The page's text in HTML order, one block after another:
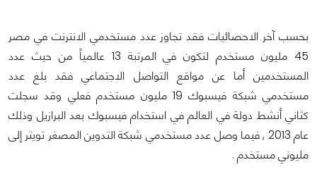
بحسب آخر الاحصائيات فقد تجاوز عدد مستخدمي الانترنت في مصر
45 مليون مستخدم لتكون في المرتبة 13 عالمياً من حيث عدد
المستخدمين أما عن مواقع التواصل الاجتماعي فقد بلغ عدد
مستخدمي شبكة فيسبوك 19 مليون مستخدم فعلي وقد سجلت
كثاني أنشط دولة في العالم في استخدام فيسبوك بعد البرازيل وذلك
عام 2013 , فيما وصل عدد مستخدمي شبكة التدوين المصغر تويتر إلى
مليوني مستخدم .